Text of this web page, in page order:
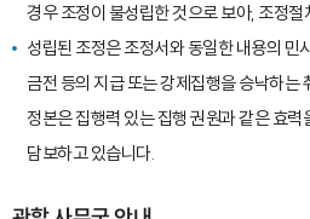
경우 조정이 불성립한 것으로 보아, 조정절
성립된 조정은 조정서와 동일한 내용의 민
금전 등의 지급 또는 강제집행을 승낙하는
정본은 집행력 있는 집행 권원과 같은 효
담보하고 있습니다.